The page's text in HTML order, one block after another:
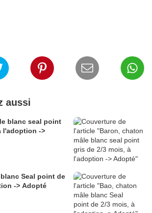
aussi
blanc seal point
l'adoption ->
Seal point de
-> Adopté